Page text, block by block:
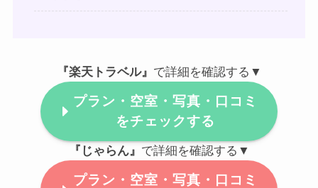
『楽天トラベル』 で詳細を確認する▼
プラン・空室・写真・口コミ
をチェックする
『じゃらん』 で詳細を確認する▼
プラン・空室・写真・口コミ